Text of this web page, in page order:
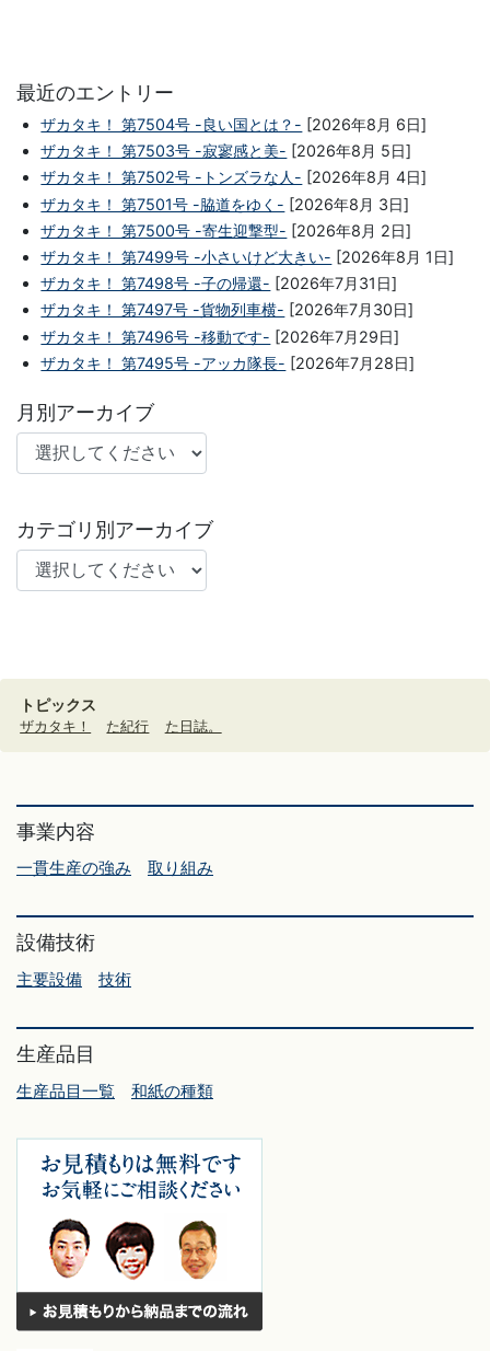
最近のエントリー
ザカタキ！ 第7504号 -良い国とは？- [2026年8月 6日]
ザカタキ！ 第7503号 -寂寥感と美- [2026年8月 5日]
ザカタキ！ 第7502号 -トンズラな人- [2026年8月 4日]
ザカタキ！ 第7501号 -脇道をゆく- [2026年8月 3日]
ザカタキ！ 第7500号 -寄生迎撃型- [2026年8月 2日]
ザカタキ！ 第7499号 -小さいけど大きい- [2026年8月 1日]
ザカタキ！ 第7498号 -子の帰還- [2026年7月31日]
ザカタキ！ 第7497号 -貨物列車横- [2026年7月30日]
ザカタキ！ 第7496号 -移動です- [2026年7月29日]
ザカタキ！ 第7495号 -アッカ隊長- [2026年7月28日]
月別アーカイブ
カテゴリ別アーカイブ
トピックス
ザカタキ！ た紀行 た日誌。
事業内容
一貫生産の強み 取り組み
設備技術
主要設備 技術
生産品目
生産品目一覧 和紙の種類